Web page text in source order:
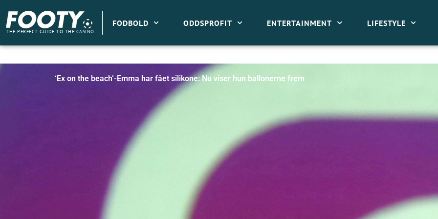
indholdet
THE PERFECT GUIDE TO THE CASINO
FODBOLD ODDSPROFIT ENTERTAINMENT LIFESTYLE
‘Ex on the beach’-Emma har fået silikone: Nu viser hun ballonerne frem